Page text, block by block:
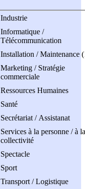
Industrie
Informatique /
Télécommunication
Installation / Maintenance
Marketing / Stratégie
commerciale
Ressources Humaines
Santé
Secrétariat / Assistanat
Services à la personne / à la
collectivité
Spectacle
Sport
Transport / Logistique